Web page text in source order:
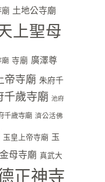
廟 土地公寺廟
上聖母
廟 寺廟 廣澤尊
帝寺廟 朱府千
千歲寺廟 池府
千歲寺廟 濟公活佛
玉皇上帝寺廟 玉
母寺廟 真武大
正神寺